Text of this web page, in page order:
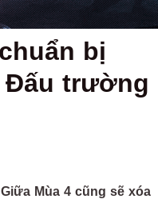
bị
Đấu trường
Mùa 4 cũng sẽ xóa